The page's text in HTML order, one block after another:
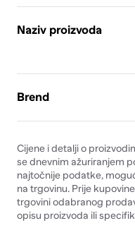
Naziv proizvoda
Brend
Cijene i detalji o
se dnevnim ažuriranjem
najtočnije podatke,
na trgovinu. Prije
trgovini odabranog
opisu proizvoda ili